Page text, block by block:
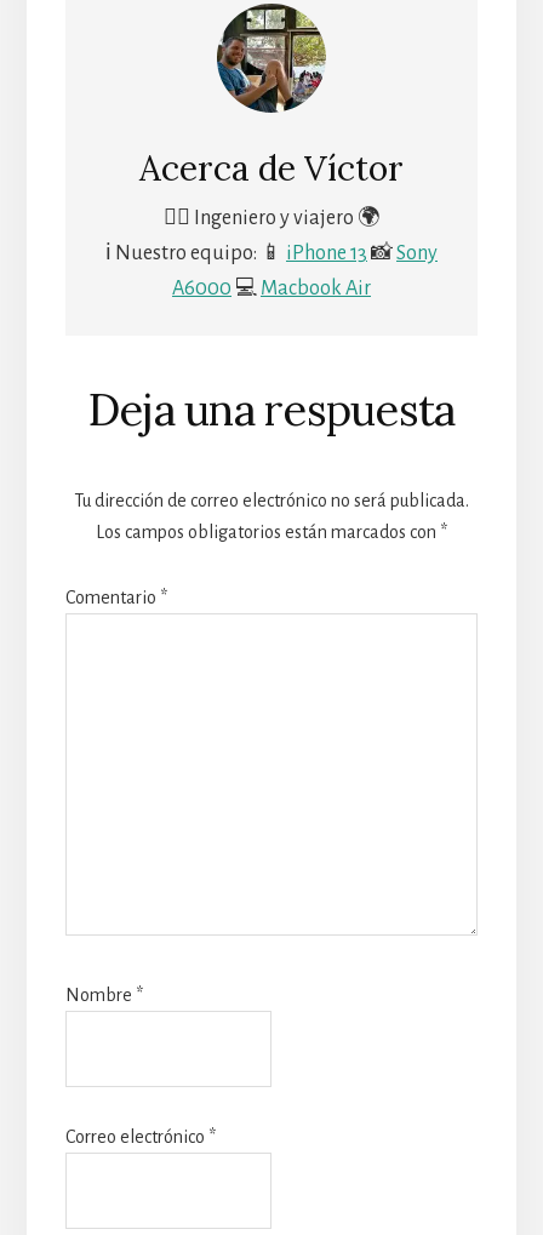
Acerca de Víctor
🙋‍♂️ Ingeniero y viajero 🌍
ℹ Nuestro equipo: 📱 iPhone 13 📸Sony
A6000 💻 Macbook Air
Deja una respuesta
Tu dirección de correo electrónico no será publicada.
Los campos obligatorios están marcados con *
Comentario *
Nombre *
Correo electrónico *